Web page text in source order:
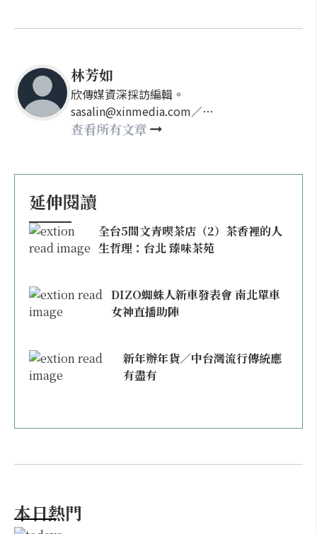
林芳如
欣傳媒資深採訪編輯。
sasalin@xinmedia.com／
happy21917@gmail.com
查看所有文章
延伸閱讀
全台5間文青喫茶店（2）茶香裡的人
生哲理：台北 臻味茶苑
DIZO蜘蛛人新車發表會 南北單車
女神直播助陣
新年辦年貨／中台灣流行傳統應
有盡有
本日熱門